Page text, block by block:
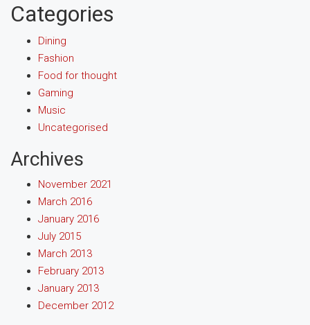
Categories
Dining
Fashion
Food for thought
Gaming
Music
Uncategorised
Archives
November 2021
March 2016
January 2016
July 2015
March 2013
February 2013
January 2013
December 2012